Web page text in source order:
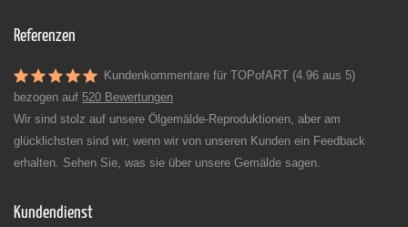
Referenzen
Kundenkommentare für TOPofART (4.96 aus 5)
bezogen auf 520 Bewertungen
Wir sind stolz auf unsere Ölgemälde-Reproduktionen, aber am
glücklichsten sind wir, wenn wir von unseren Kunden ein Feedback
erhalten. Sehen Sie, was sie über unsere Gemälde sagen.
Kundendienst